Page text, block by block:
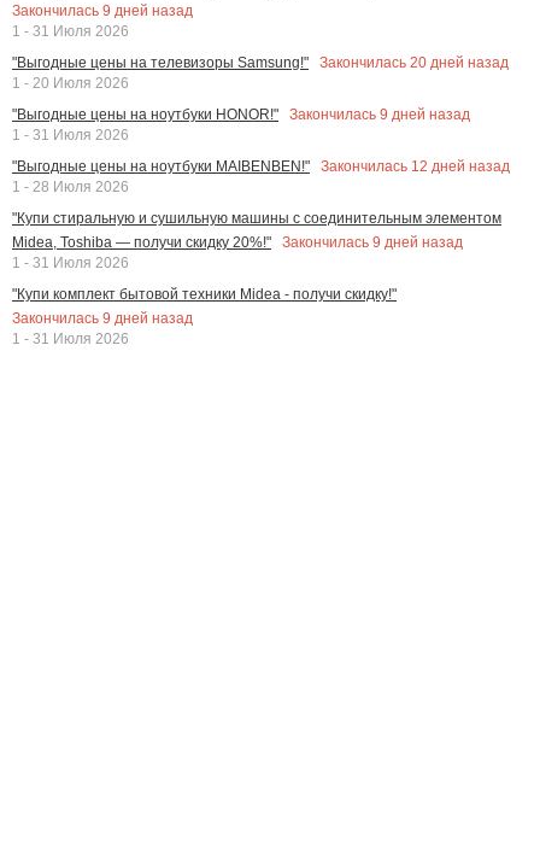
Закончилась 9 дней назад
1 - 31 Июля 2026
"Выгодные цены на телевизоры Samsung!"
Закончилась 20 дней назад
1 - 20 Июля 2026
"Выгодные цены на ноутбуки HONOR!"
Закончилась 9 дней назад
1 - 31 Июля 2026
"Выгодные цены на ноутбуки MAIBENBEN!"
Закончилась 12 дней назад
1 - 28 Июля 2026
"Купи стиральную и сушильную машины с соединительным элементом
Midea, Toshiba — получи скидку 20%!"
Закончилась 9 дней назад
1 - 31 Июля 2026
"Купи комплект бытовой техники Midea - получи скидку!"
Закончилась 9 дней назад
1 - 31 Июля 2026